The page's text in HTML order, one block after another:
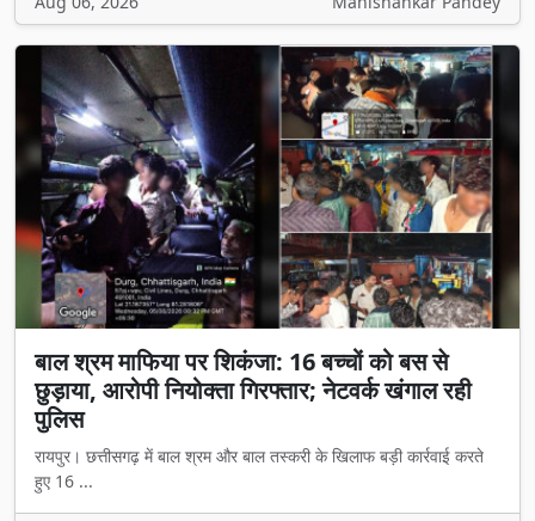
बाल श्रम माफिया पर शिकंजा: 16 बच्चों को बस से
छुड़ाया, आरोपी नियोक्ता गिरफ्तार; नेटवर्क खंगाल रही
पुलिस
रायपुर। छत्तीसगढ़ में बाल श्रम और बाल तस्करी के खिलाफ बड़ी कार्रवाई करते
हुए 16 ...